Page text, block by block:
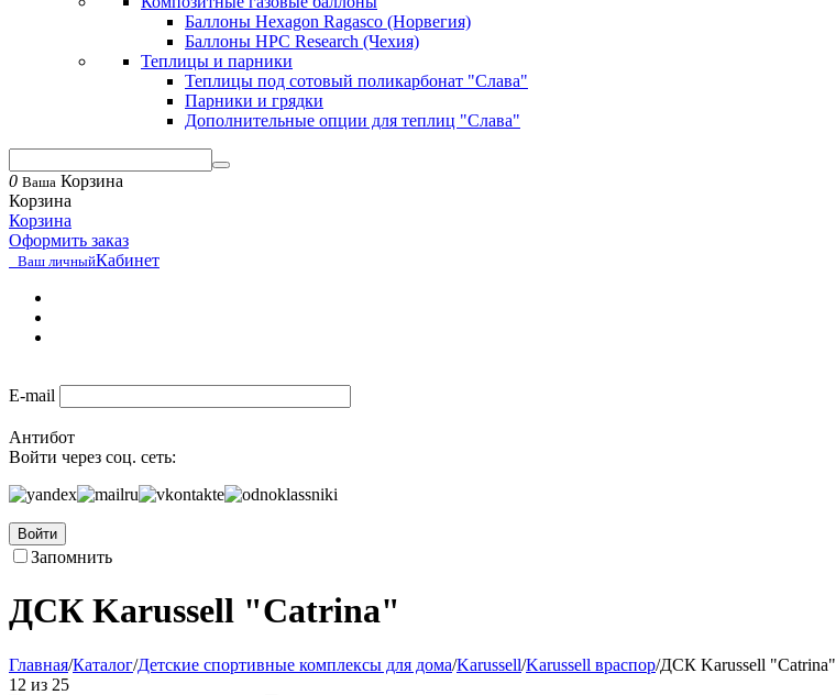
Баллоны Hexagon Ragasco (Норвегия)
Баллоны HPC Research (Чехия)
Теплицы и парники
Теплицы под сотовый поликарбонат "Слава"
Парники и грядки
Дополнительные опции для теплиц "Слава"
0 Ваша Корзина
Корзина
Корзина
Оформить заказ
Ваш личныйКабинет
E-mail
Антибот
Войти через соц. сеть:
Войти
Запомнить
ДСК Karussell "Catrina"
Главная/Каталог/Детские спортивные комплексы для дома/Karussell/Karussell враспор/ДСК Karussell "Catrina"
12 из 25